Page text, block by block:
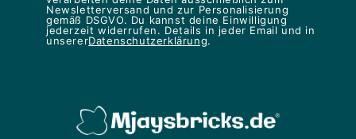
Newsletterversand und zur Personalisierung
gemäß DSGVO. Du kannst deine Einwilligung
jederzeit widerrufen. Details in jeder Email und in
unsererDatenschutzerklärung.